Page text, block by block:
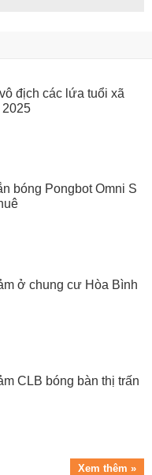
địch các lứa tuổi xã
bóng Pongbot Omni S
ở chung cư Hòa Bình
CLB bóng bàn thị trấn
Xem thêm »